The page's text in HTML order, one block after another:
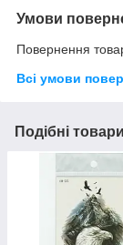
Умови
Повернення
Всі умови
Подібні